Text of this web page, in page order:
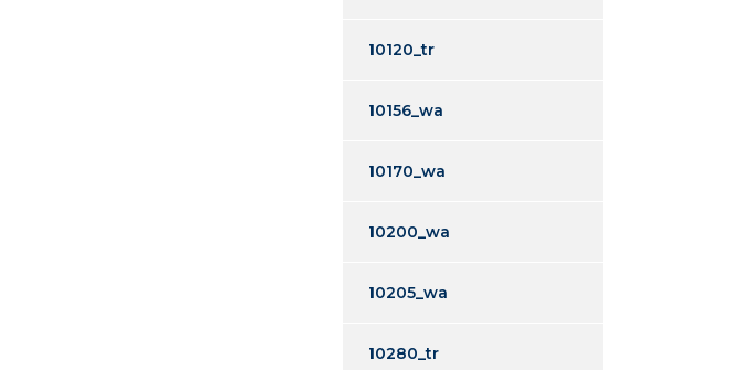
10120_tr
10156_wa
10170_wa
10200_wa
10205_wa
10280_tr